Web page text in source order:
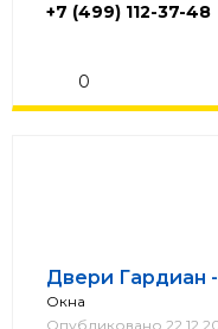
+7 (499) 112-37-48
0
Двери Гардиан
Окна
Опубликовано